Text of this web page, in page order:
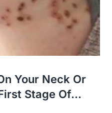
Your Neck Or
Stage Of...